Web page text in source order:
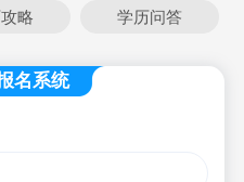
略 学历问答
名系统